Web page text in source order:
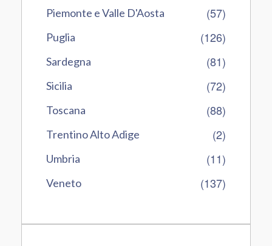
Piemonte e Valle D'Aosta (57)
Puglia (126)
Sardegna (81)
Sicilia (72)
Toscana (88)
Trentino Alto Adige (2)
Umbria (11)
Veneto (137)